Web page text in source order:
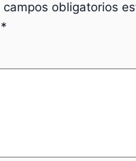
campos obligatorios
*